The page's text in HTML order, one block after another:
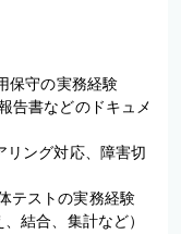
保守の実務経験
告書などのドキュメ
リング対応、障害切
テストの実務経験
結合、集計など）